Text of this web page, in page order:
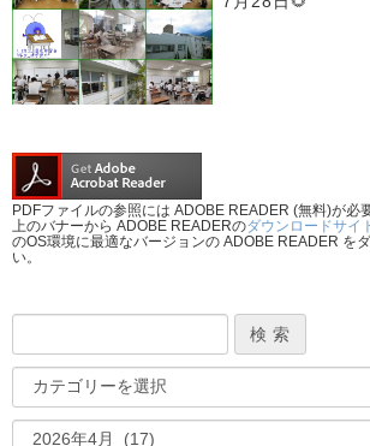
PDFファイルの参照には ADOBE READER (無料)が必
上のバナーから ADOBE READERのダウンロードサイ
のOS環境に最適なバージョンの ADOBE READER を
い。